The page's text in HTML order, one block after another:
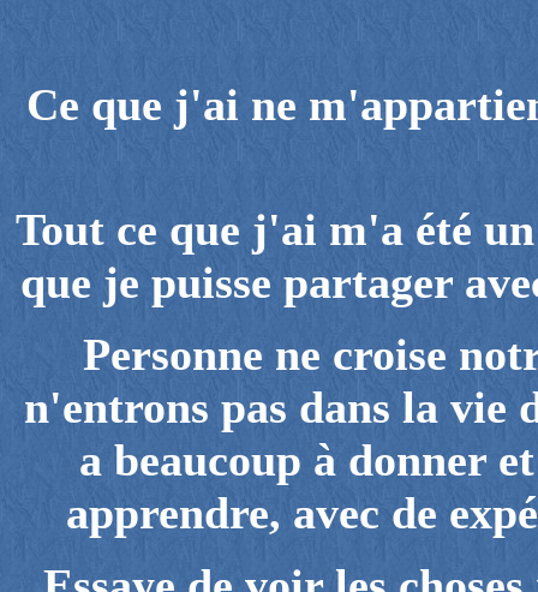
Ce que j'ai ne
Tout ce que j'ai m'a été
que je puisse partager
Personne ne croise
n'entrons pas dans la vie
a beaucoup à donner
apprendre, avec de